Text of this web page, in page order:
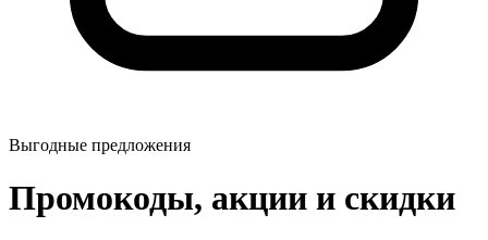
Выгодные предложения
Промокоды, акции и скидки